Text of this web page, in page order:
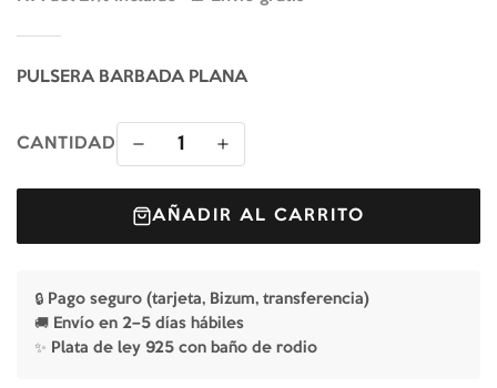
PULSERA BARBADA PLANA
CANTIDAD 1
AÑADIR AL CARRITO
🔒 Pago seguro (tarjeta, Bizum, transferencia)
🚚 Envío en 2–5 días hábiles
✨ Plata de ley 925 con baño de rodio